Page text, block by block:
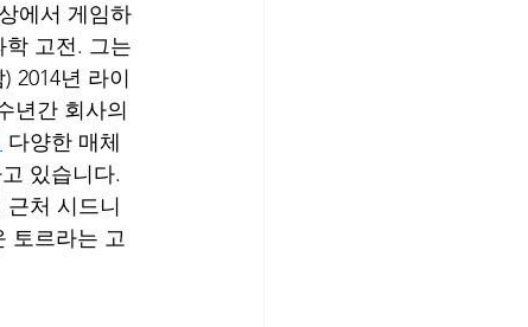
에서 게임하
학 고전. 그는
2014년 라이
년간 회사의
다양한 매체
있습니다.
처 시드니
토르라는 고